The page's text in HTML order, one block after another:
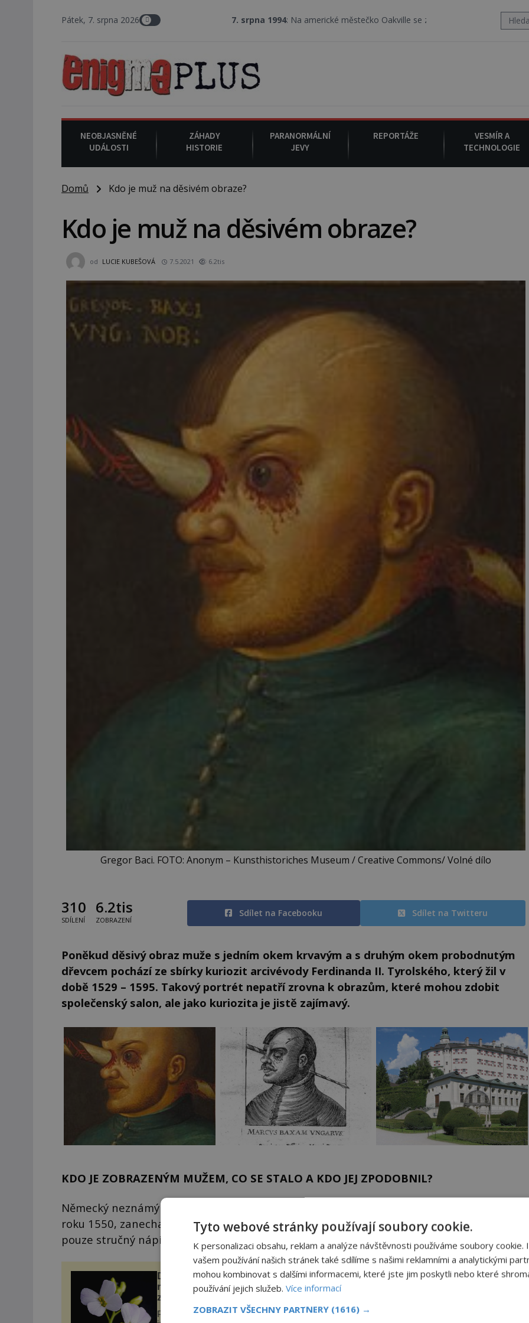
Pátek, 7. srpna 2026 7. srpna 1994: Na americké městečko Oakville se z nebe snáší podivná rosolovitá látka
NEOBJASNĚNÉ
UDÁLOSTI
ZÁHADY
HISTORIE
PARANORMÁLNÍ
JEVY
REPORTÁŽE
VESMÍR A
TECHNOLOGIE
Domů Kdo je muž na děsivém obraze?
Kdo je muž na děsivém obraze?
od LUCIE KUBEŠOVÁ 7.5.2021 6.2tis
Gregor Baci. FOTO: Anonym – Kunsthistoriches Museum / Creative Commons/ Volné dílo
310
SDÍLENÍ
6.2tis
ZOBRAZENÍ
Sdílet na Facebooku Sdílet na Twitteru
Poněkud děsivý obraz muže s jedním okem krvavým a s druhým okem probodnutým
dřevcem pochází ze sbírky kuriozit arcivévody Ferdinanda II. Tyrolského, který žil v
době 1529 – 1595. Takový portrét nepatří zrovna k obrazům, které mohou zdobit
společenský salon, ale jako kuriozita je jistě zajímavý.
KDO JE ZOBRAZENÝM MUŽEM, CO SE STALO A KDO JEJ ZPODOBNIL?
Německý neznámý malíř, který zachytil onen výjev na svém obraze, který pochází někdy z
roku 1550, zanechal jen neúplné indicie, koho by mohl představovat. V horním rohu je
pouze stručný nápis:
Duplikace genomu u
rostlin: Skrytá genetická
zátěž i evoluční výhoda
Představte si, že by se rostlina
Na hraně přežití. Když se
Tyto webové stránky používají soubory cookie.
K personalizaci obsahu, reklam a analýze návštěvnosti používáme soubory cookie.
vašem používání našich stránek také sdílíme s našimi reklamními a analytickými
mohou kombinovat s dalšími informacemi, které jste jim poskytli nebo které
používání jejich služeb. Více informací
ZOBRAZIT VŠECHNY PARTNERY (1616) →